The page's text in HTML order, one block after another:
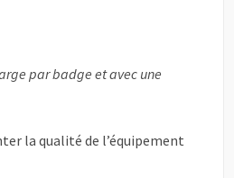
par badge et avec une
la qualité de l’équipement